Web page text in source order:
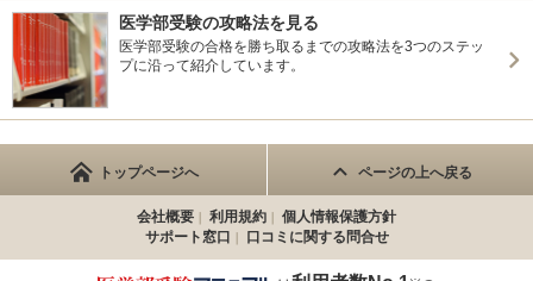
医学部受験の攻略法を見る
医学部受験の合格を勝ち取るまでの攻略法を3つのステッ
プに沿って紹介しています。
トップページへ ページの上へ戻る
会社概要 利用規約
個人情報保護方針
サポート窓口
口コミに関する問合せ